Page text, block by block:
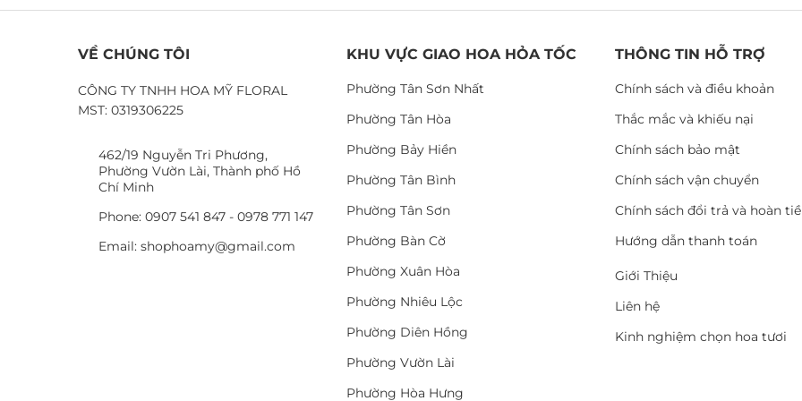
VỀ CHÚNG TÔI
CÔNG TY TNHH HOA MỸ FLORAL
MST: 0319306225
462/19 Nguyễn Tri Phương,
Phường Vườn Lài, Thành phố Hồ
Chí Minh
Phone: 0907 541 847 - 0978 771 147
Email: shophoamy@gmail.com
KHU VỰC GIAO HOA HỎA TỐC
Phường Tân Sơn Nhất
Phường Tân Hòa
Phường Bảy Hiền
Phường Tân Bình
Phường Tân Sơn
Phường Bàn Cờ
Phường Xuân Hòa
Phường Nhiêu Lộc
Phường Diên Hồng
Phường Vườn Lài
Phường Hòa Hưng
THÔNG TIN HỖ TRỢ
Chính sách và điều khoản
Thắc mắc và khiếu nại
Chính sách bảo mật
Chính sách vận chuyển
Chính sách đổi trả và hoàn
Hướng dẫn thanh toán
Giới Thiệu
Liên hệ
Kinh nghiệm chọn hoa tươi